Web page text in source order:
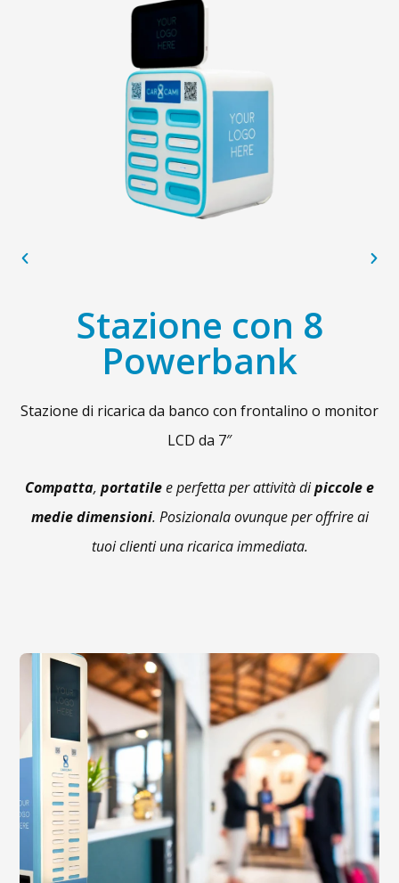
Stazione con 8
Powerbank
Stazione di ricarica da banco con frontalino o monitor
LCD da 7″
Compatta, portatilee perfetta per attività dipiccole e
medie dimensioni. Posizionala ovunque per offrire ai
tuoi clienti una ricarica immediata.